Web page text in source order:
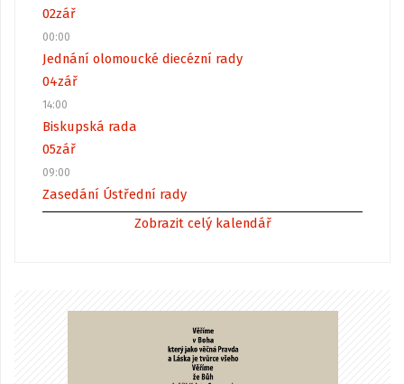
02zář
00:00
Jednání olomoucké diecézní rady
04zář
14:00
Biskupská rada
05zář
09:00
Zasedání Ústřední rady
Zobrazit celý kalendář